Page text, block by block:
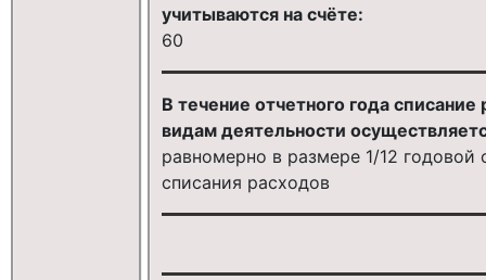
учитываются на счёте:
60
В течение отчетного года
видам деятельности
равномерно в размере 1/12
списания расходов